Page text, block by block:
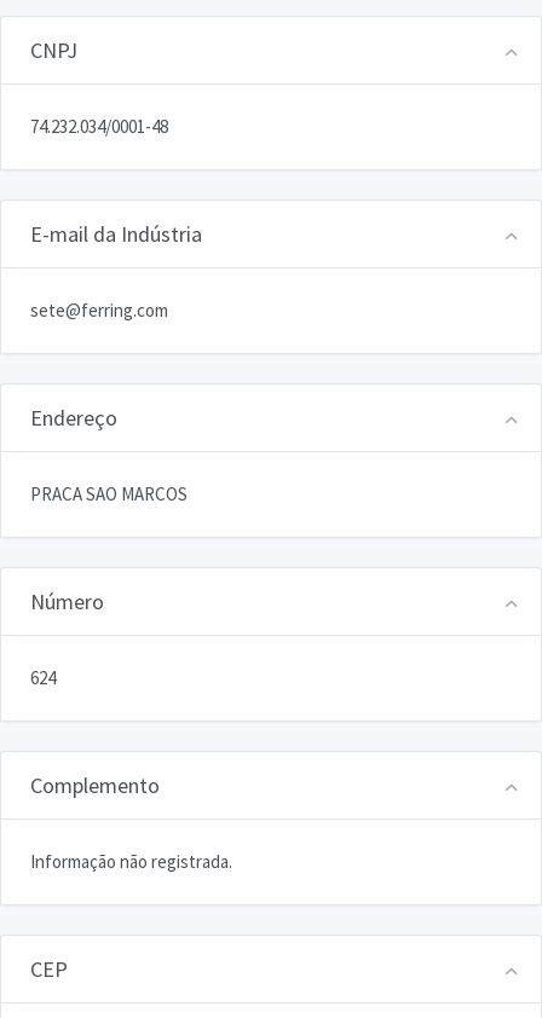
CNPJ
74.232.034/0001-48
E-mail da Indústria
sete@ferring.com
Endereço
PRACA SAO MARCOS
Número
624
Complemento
Informação não registrada.
CEP